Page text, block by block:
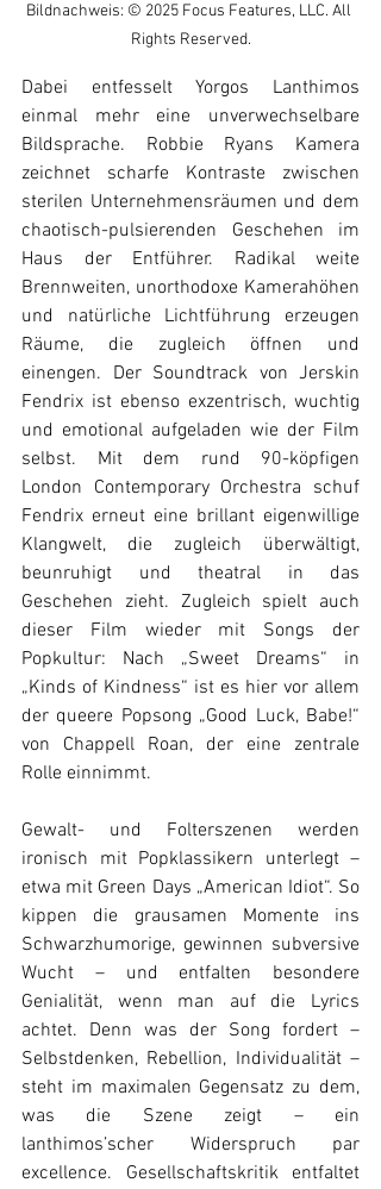
Bildnachweis: © 2025 Focus Features, LLC. All
Rights Reserved.
Dabei entfesselt Yorgos Lanthimos
einmal mehr eine unverwechselbare
Bildsprache. Robbie Ryans Kamera
zeichnet scharfe Kontraste zwischen
sterilen Unternehmensräumen und dem
chaotisch-pulsierenden Geschehen im
Haus der Entführer. Radikal weite
Brennweiten, unorthodoxe Kamerahöhen
und natürliche Lichtführung erzeugen
Räume, die zugleich öffnen und
einengen. Der Soundtrack von Jerskin
Fendrix ist ebenso exzentrisch, wuchtig
und emotional aufgeladen wie der Film
selbst. Mit dem rund 90-köpfigen
London Contemporary Orchestra schuf
Fendrix erneut eine brillant eigenwillige
Klangwelt, die zugleich überwältigt,
beunruhigt und theatral in das
Geschehen zieht. Zugleich spielt auch
dieser Film wieder mit Songs der
Popkultur: Nach „Sweet Dreams“ in
„Kinds of Kindness“ ist es hier vor allem
der queere Popsong „Good Luck, Babe!“
von Chappell Roan, der eine zentrale
Rolle einnimmt.
Gewalt- und Folterszenen werden
ironisch mit Popklassikern unterlegt –
etwa mit Green Days „American Idiot“. So
kippen die grausamen Momente ins
Schwarzhumorige, gewinnen subversive
Wucht – und entfalten besondere
Genialität, wenn man auf die Lyrics
achtet. Denn was der Song fordert –
Selbstdenken, Rebellion, Individualität –
steht im maximalen Gegensatz zu dem,
was die Szene zeigt – ein
lanthimos’scher Widerspruch par
excellence. Gesellschaftskritik entfaltet